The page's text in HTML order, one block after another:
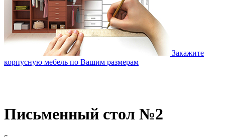
Закажите
корпусную мебель по Вашим размерам
Письменный стол №2